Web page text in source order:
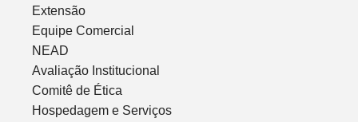
Extensão
Equipe Comercial
NEAD
Avaliação Institucional
Comitê de Ética
Hospedagem e Serviços